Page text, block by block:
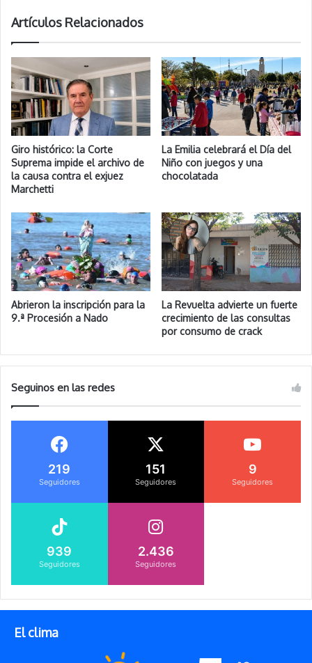
Artículos Relacionados
Giro histórico: la Corte
Suprema impide el archivo de
la causa contra el exjuez
Marchetti
La Emilia celebrará el Día del
Niño con juegos y una
chocolatada
Abrieron la inscripción para la
9.ª Procesión a Nado
La Revuelta advierte un fuerte
crecimiento de las consultas
por consumo de crack
Seguinos en las redes
219
Seguidores
151
Seguidores
9
Seguidores
939
Seguidores
2.436
Seguidores
El clima